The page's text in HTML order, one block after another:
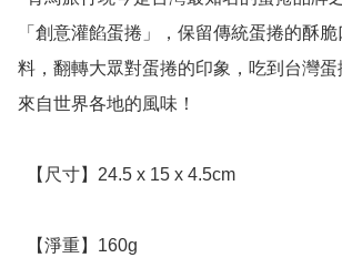
「創意灌餡蛋捲」，保留傳統蛋捲的酥
料，翻轉大眾對蛋捲的印象，吃到台灣蛋
來自世界各地的風味！